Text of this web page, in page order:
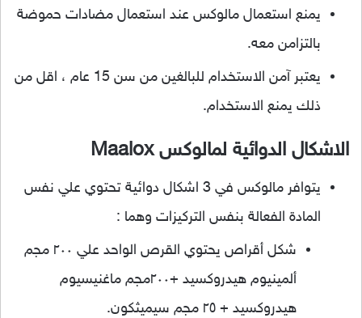
يمنع استعمال مالوكس عند استعمال مضادات حموضة
بالتزامن معه.
يعتبر آمن الاستخدام للبالغين من سن 15 عام ، اقل من
ذلك يمنع الاستخدام.
الاشكال الدوائية لمالوكس Maalox
يتوافر مالوكس في 3 اشكال دوائية تحتوي علي نفس
المادة الفعالة بنفس التركيزات وهما :
شكل أقراص يحتوي القرص الواحد علي ٢٠٠ مجم
ألمينيوم هيدروكسيد +٢٠٠مجم ماغنيسيوم
هيدروكسيد + ٢٥ مجم سيميثكون.